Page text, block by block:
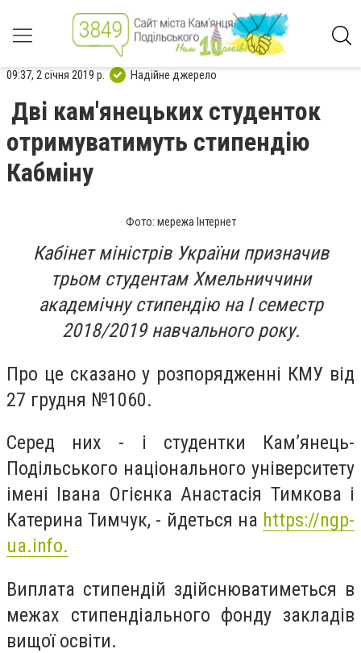
09:37, 2 січня 2019 р. Надійне джерело
Дві кам'янецьких студенток
отримуватимуть стипендію
Кабміну
Фото: мережа Інтернет
Кабінет міністрів України призначив
трьом студентам Хмельниччини
академічну стипендію на I семестр
2018/2019 навчального року.
Про це сказано у розпорядженні КМУ від
27 грудня №1060.
Серед них - і студентки Кам’янець-
Подільського національного університету
імені Івана Огієнка Анастасія Тимкова і
Катерина Тимчук, - йдеться на https://ngp-
ua.info.
Виплата стипендій здійснюватиметься в
межах стипендіального фонду закладів
вищої освіти.